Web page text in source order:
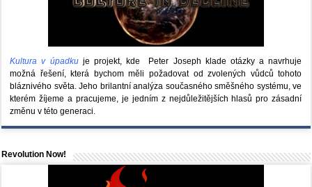
Kultura v úpadkuje projekt, kde Peter Joseph klade otázky a navrhuje
možná řešení, která bychom měli požadovat od zvolených vůdců tohoto
bláznivého světa. Jeho brilantní analýza současného směšného systému, ve
kterém žíjeme a pracujeme, je jedním z nejdůležitějších hlasů pro zásadní
změnu v této generaci.
Revolution Now!